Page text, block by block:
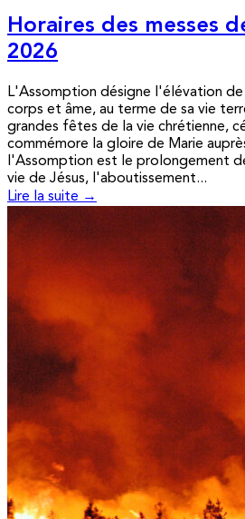
Horaires des messes
2026
L'Assomption désigne l'élévation de
corps et âme, au terme de sa vie
grandes fêtes de la vie chrétienne,
commémore la gloire de Marie
l'Assomption est le prolongement
vie de Jésus, l'aboutissement...
Lire la suite →